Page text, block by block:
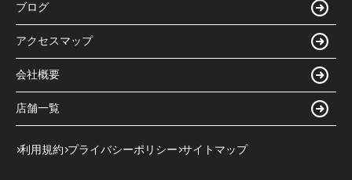
ブログ
アクセスマップ
会社概要
店舗一覧
利用規約 プライバシーポリシー サイトマップ